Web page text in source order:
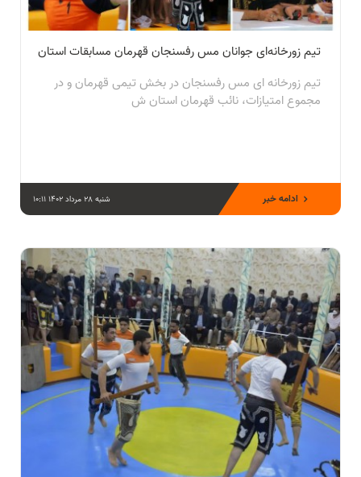
تیم زورخانه‌ای جوانان مس رفسنجان قهرمان مسابقات استان
تیم زورخانه ای مس رفسنجان در بخش تیمی قهرمان و در
مجموع امتیازات، نائب قهرمان استان ش
شنبه 28 مرداد 1402 10:11 ادامه خبر